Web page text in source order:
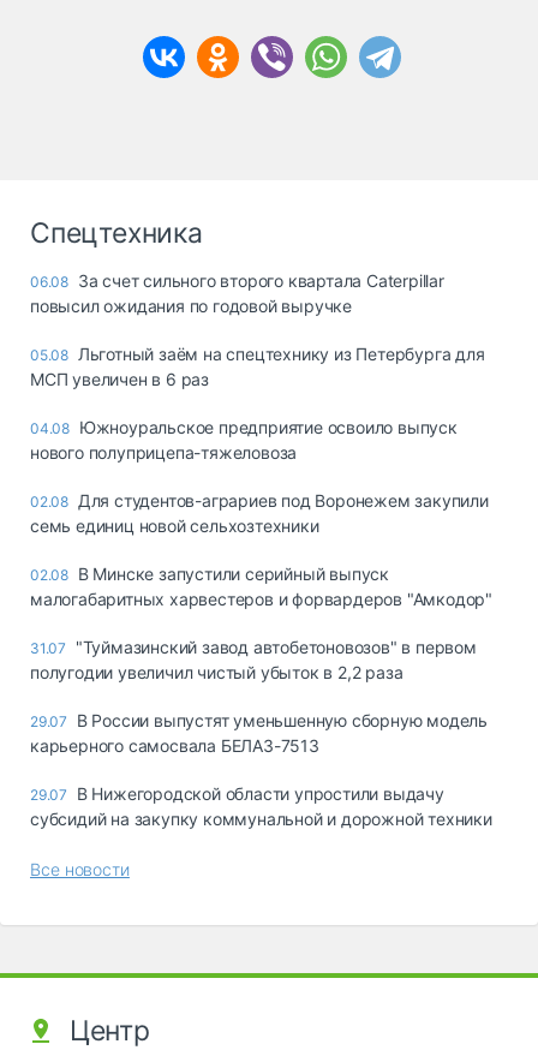
Спецтехника
06.08 За счет сильного второго квартала Caterpillar
повысил ожидания по годовой выручке
05.08 Льготный заём на спецтехнику из Петербурга для
МСП увеличен в 6 раз
04.08 Южноуральское предприятие освоило выпуск
нового полуприцепа-тяжеловоза
02.08 Для студентов-аграриев под Воронежем закупили
семь единиц новой сельхозтехники
02.08 В Минске запустили серийный выпуск
малогабаритных харвестеров и форвардеров "Амкодор"
31.07
"Туймазинский завод автобетоновозов" в первом
полугодии увеличил чистый убыток в 2,2 раза
29.07
В России выпустят уменьшенную сборную модель
карьерного самосвала БЕЛАЗ-7513
29.07
В Нижегородской области упростили выдачу
субсидий на закупку коммунальной и дорожной техники
Все новости
Центр